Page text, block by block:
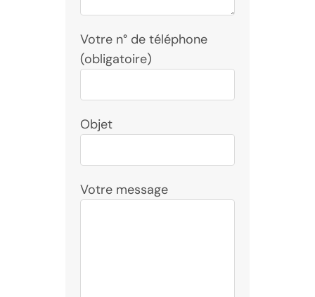
Votre n° de téléphone
(obligatoire)
Objet
Votre message